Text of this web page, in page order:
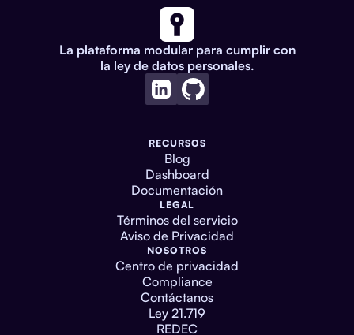
La plataforma modular para cumplir con
la ley de datos personales.
RECURSOS
Blog
Dashboard
Documentación
LEGAL
Términos del servicio
Aviso de Privacidad
NOSOTROS
Centro de privacidad
Compliance
Contáctanos
Ley 21.719
REDEC